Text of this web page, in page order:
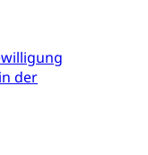
der